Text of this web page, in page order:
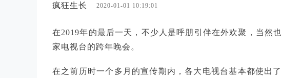
疯狂生长 2020-01-01 10:19:01
在2019年的最后一天，不少人是呼朋引伴在外欢聚，当然
家电视台的跨年晚会。
在之前历时一个多月的宣传期内，各大电视台基本都使出